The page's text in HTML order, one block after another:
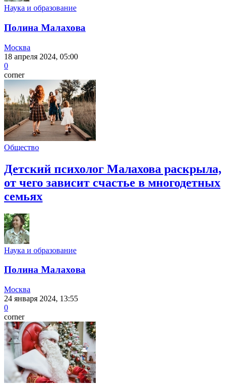
Наука и образование
Полина Малахова
Москва
18 апреля 2024, 05:00
0
corner
Общество
Детский психолог Малахова раскрыла,
от чего зависит счастье в многодетных
семьях
Наука и образование
Полина Малахова
Москва
24 января 2024, 13:55
0
corner